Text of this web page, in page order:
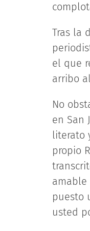
Tras la
el que
arribo
No
en San
literato
propio
puesto
usted